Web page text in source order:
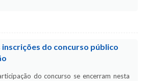
inscrições do concurso público
do concurso se encerram nesta